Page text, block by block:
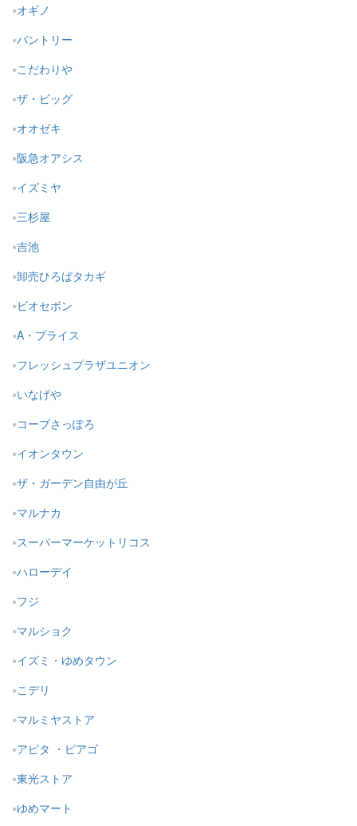
オギノ
パントリー
こだわりや
ザ・ビッグ
オオゼキ
阪急オアシス
イズミヤ
三杉屋
吉池
卸売ひろばタカギ
ビオセボン
A・プライス
フレッシュプラザユニオン
いなげや
コープさっぽろ
イオンタウン
ザ・ガーデン自由が丘
マルナカ
スーパーマーケットリコス
ハローデイ
フジ
マルショク
イズミ・ゆめタウン
こデリ
マルミヤストア
アピタ ・ピアゴ
東光ストア
ゆめマート